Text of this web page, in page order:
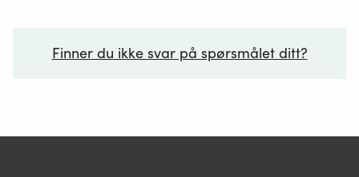
Finner du ikke svar på spørsmålet ditt?